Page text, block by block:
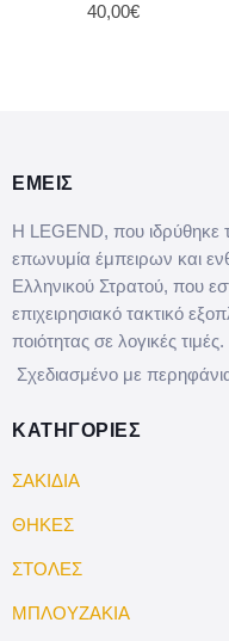
40,00€
ΕΜΕΙΣ
Η LEGEND, που ιδρύθηκε
επωνυμία έμπειρων και
Ελληνικού Στρατού, που
επιχειρησιακό τακτικό
ποιότητας σε λογικές τιμές.
Σχεδιασμένο με
ΚΑΤΗΓΟΡΙΕΣ
ΣΑΚΙΔΙΑ
ΘΗΚΕΣ
ΣΤΟΛΕΣ
ΜΠΛΟΥΖΑΚΙΑ